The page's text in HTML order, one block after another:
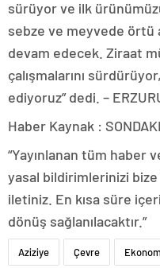
sürüyor ve ilk
sebze ve meyvede örtü
devam edecek. Ziraat
çalışmalarını
ediyoruz” dedi. –
Haber Kaynak :
“Yayınlanan tüm haber
yasal bildirimlerinizi
iletiniz. En kısa süre
dönüş sağlanılacaktır.”
Aziziye Çevre